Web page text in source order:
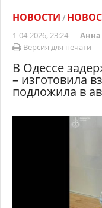
НОВОСТИ /
1-04-2026, 23:24 Анна
Версия для печати
В Одессе
– изготовила
подложила в